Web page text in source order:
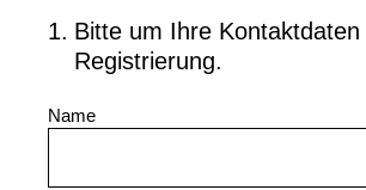
1. Bitte um Ihre
Registrierung.
(Erforderlich.)
Name